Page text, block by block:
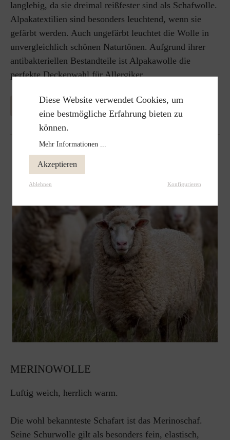
langlebig, da sie dreimal reißfester sind als Schafwolle.
Alpakatextilien sind besonders leuchtend, wenn sie
gefärbt werden. Auch ungefärbt leuchtet die Wolle in
unvergleichlich schönen Naturtönen. Aufgrund ihrer
antibakteriellen Bestandteile ist Alpakawolle die
perfekte Deckenwahl für Allergiker.
MEHR INFORMATION ÜBER ALPAKAWOLLE
MERINOWOLLE
Luftig weich, herrlich warm.
Die wohl bekannteste Schafart ist das Merinoschaf.
Seine Schurwolle gilt als besonders fein, elastisch,
Diese Website verwendet Cookies, um
eine bestmögliche Erfahrung bieten zu
können.
Mehr Informationen ...
Akzeptieren
Ablehnen Konfigurieren